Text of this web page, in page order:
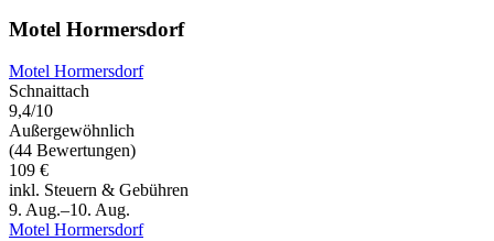
Motel Hormersdorf
Motel Hormersdorf
Schnaittach
9,4/10
Außergewöhnlich
(44 Bewertungen)
109 €
inkl. Steuern & Gebühren
9. Aug.–10. Aug.
Motel Hormersdorf